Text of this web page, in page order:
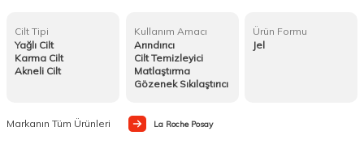
Cilt Tipi
Yağlı Cilt
Karma Cilt
Akneli Cilt
Kullanım Amacı
Arındırıcı
Cilt Temizleyici
Matlaştırma
Gözenek Sıkılaştırıcı
Ürün Formu
Jel
Markanın Tüm Ürünleri La Roche Posay